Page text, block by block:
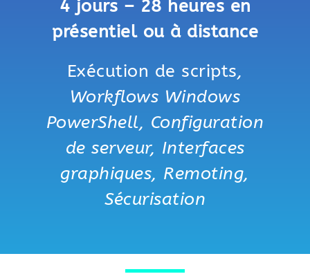
4 jours – 28 heures en
présentiel ou à distance
Exécution de scripts,
Workflows Windows
PowerShell, Configuration
de serveur, Interfaces
graphiques, Remoting,
Sécurisation